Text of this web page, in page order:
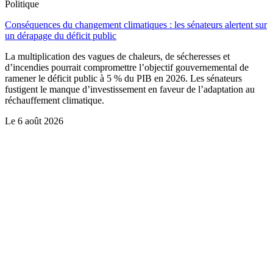
Politique
Conséquences du changement climatiques : les sénateurs alertent sur
un dérapage du déficit public
La multiplication des vagues de chaleurs, de sécheresses et
d’incendies pourrait compromettre l’objectif gouvernemental de
ramener le déficit public à 5 % du PIB en 2026. Les sénateurs
fustigent le manque d’investissement en faveur de l’adaptation au
réchauffement climatique.
Le 6 août 2026